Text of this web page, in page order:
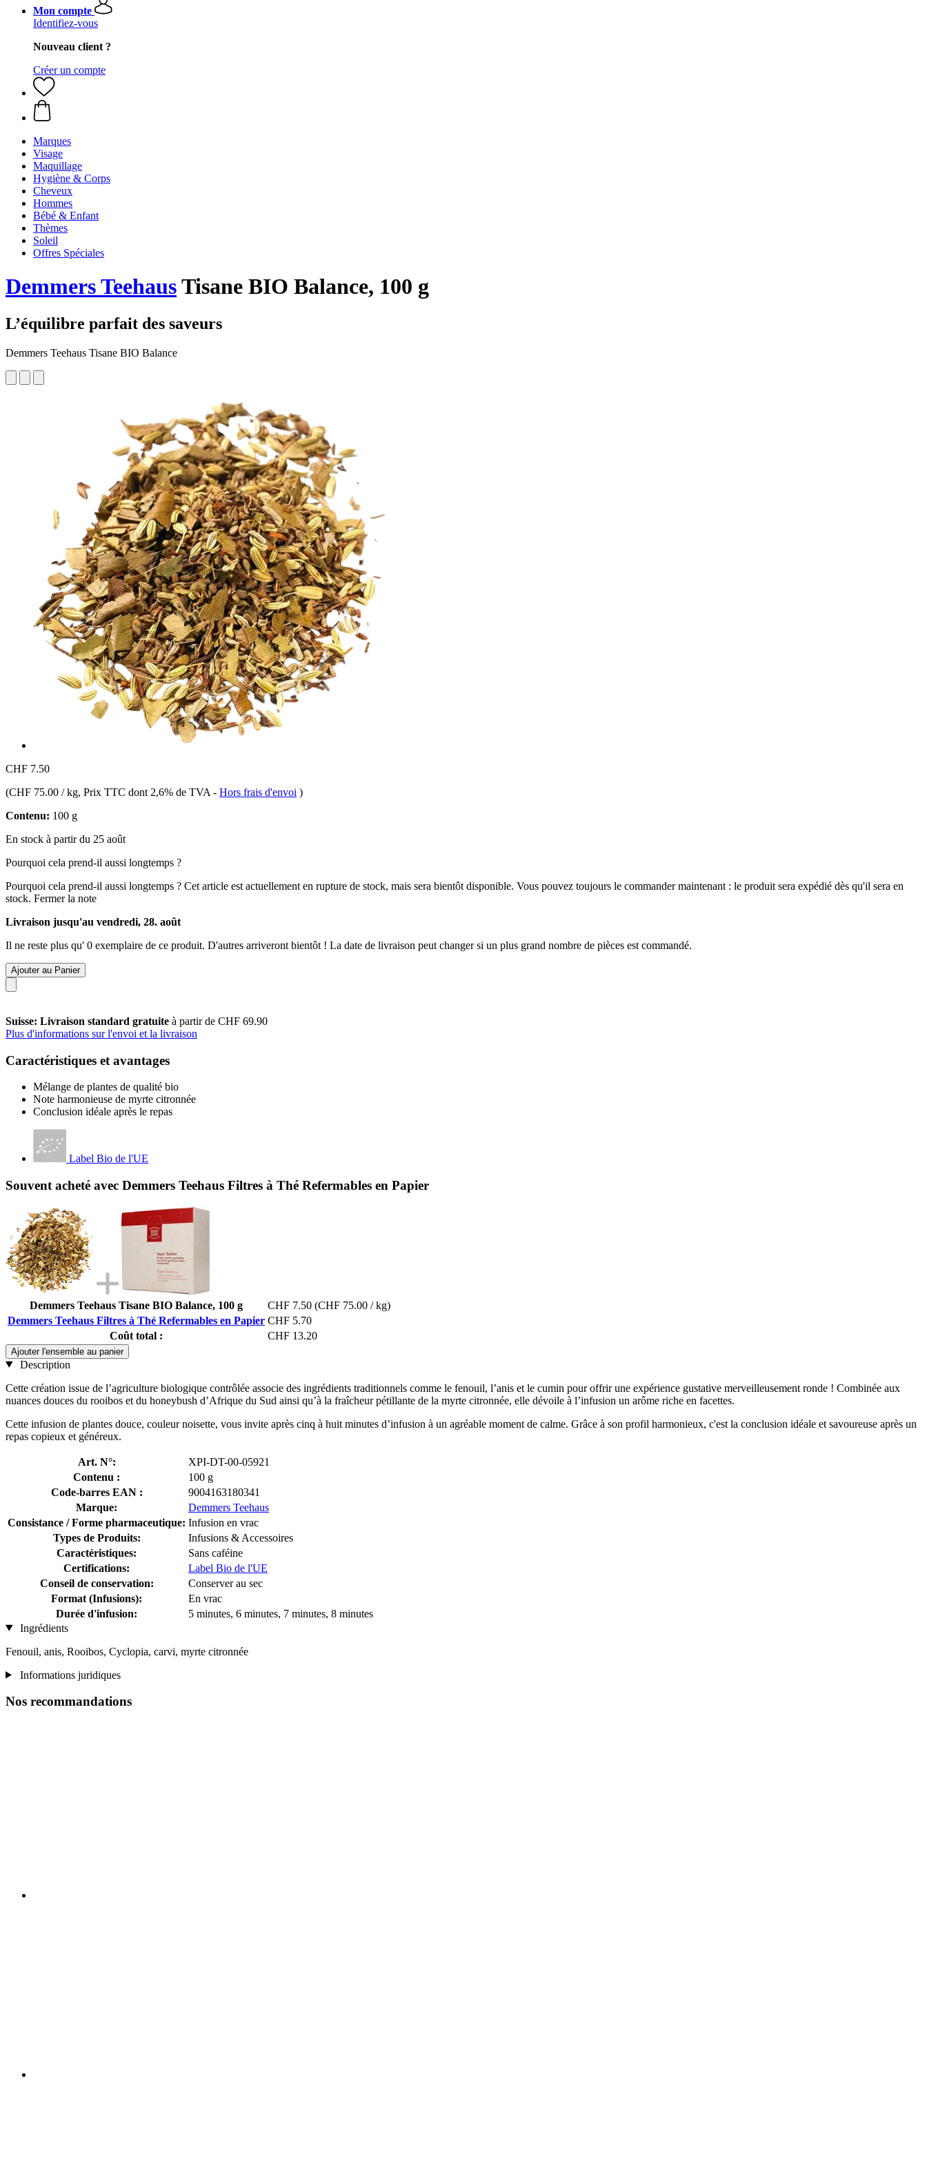
Mon compte
Identifiez-vous
Nouveau client ?
Créer un compte
Marques
Visage
Maquillage
Hygiène & Corps
Cheveux
Hommes
Bébé & Enfant
Thèmes
Soleil
Offres Spéciales
Demmers TeehausTisane BIO Balance, 100 g
L’équilibre parfait des saveurs
Demmers Teehaus Tisane BIO Balance
CHF 7.50
(CHF 75.00 / kg, Prix TTC dont 2,6% de TVA - Hors frais d'envoi )
Contenu: 100 g
En stock à partir du 25 août
Pourquoi cela prend-il aussi longtemps ?
Pourquoi cela prend-il aussi longtemps ? Cet article est actuellement en rupture de stock, mais sera bientôt disponible. Vous pouvez toujours le commander maintenant : le produit sera expédié dès qu'il sera en
stock. Fermer la note
Livraison jusqu'au vendredi, 28. août
Il ne reste plus qu' 0 exemplaire de ce produit. D'autres arriveront bientôt ! La date de livraison peut changer si un plus grand nombre de pièces est commandé.
Ajouter au Panier
Suisse: Livraison standard gratuite à partir de CHF 69.90
Plus d'informations sur l'envoi et la livraison
Caractéristiques et avantages
Mélange de plantes de qualité bio
Note harmonieuse de myrte citronnée
Conclusion idéale après le repas
Label Bio de l'UE
Souvent acheté avec Demmers Teehaus Filtres à Thé Refermables en Papier
Demmers Teehaus Tisane BIO Balance, 100 g CHF 7.50 (CHF 75.00 / kg)
Demmers Teehaus Filtres à Thé Refermables en Papier CHF 5.70
Coût total :
CHF 13.20
Ajouter l'ensemble au panier
Description
Cette création issue de l’agriculture biologique contrôlée associe des ingrédients traditionnels comme le fenouil, l’anis et le cumin pour offrir une expérience gustative merveilleusement ronde ! Combinée aux
nuances douces du rooibos et du honeybush d’Afrique du Sud ainsi qu’à la fraîcheur pétillante de la myrte citronnée, elle dévoile à l’infusion un arôme riche en facettes.
Cette infusion de plantes douce, couleur noisette, vous invite après cinq à huit minutes d’infusion à un agréable moment de calme. Grâce à son profil harmonieux, c'est la conclusion idéale et savoureuse après un
repas copieux et généreux.
Art. N°:
XPI-DT-00-05921
Contenu :
100 g
Code-barres EAN :
9004163180341
Marque:
Demmers Teehaus
Consistance / Forme pharmaceutique: Infusion en vrac
Types de Produits:
Infusions & Accessoires
Caractéristiques:
Sans caféine
Certifications:
Label Bio de l'UE
Conseil de conservation:
Conserver au sec
Format (Infusions):
En vrac
Durée d'infusion:
5 minutes, 6 minutes, 7 minutes, 8 minutes
Ingrédients
Fenouil, anis, Rooibos, Cyclopia, carvi, myrte citronnée
Informations juridiques
Nos recommandations